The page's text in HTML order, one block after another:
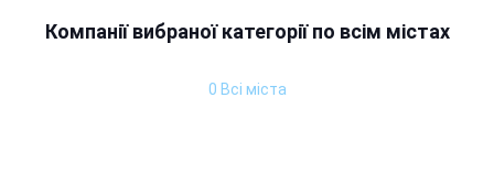
Компанії вибраної категорії по всім містах
0 Всі міста